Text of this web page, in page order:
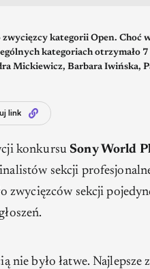
kategorii Open. Choć
kategoriach otrzymało
Mickiewicz, Barbara Iwińska,
link
konkursuSony World
sekcji
zwycięzców sekcji
nie było łatwe. Najlepsze